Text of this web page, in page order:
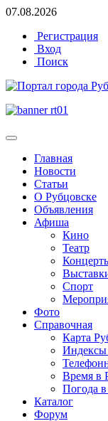
07.08.2026
Регистрация
Вход
Поиск
Главная
Новости
Статьи
О Рубцовске
Объявления
Афиша
Кино
Театр
Спорт
Фото
Справочная
Карта
Индексы
Время в
Погода
Каталог
Форум